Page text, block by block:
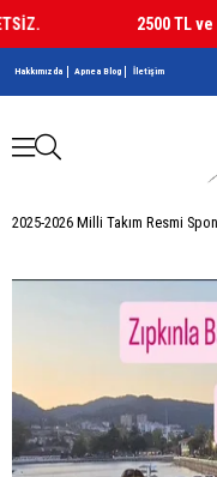
2500 TL ve üzeri
Hakkımızda Apnea Blog İletişim
2025-2026 Milli Takım Resmi